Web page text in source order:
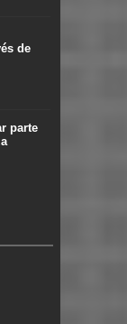
de
parte